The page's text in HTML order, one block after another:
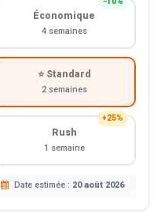
Économique
4 semaines
⭐ Standard
2 semaines
+25%
Rush
1 semaine
Date estimée : 20 août 2026